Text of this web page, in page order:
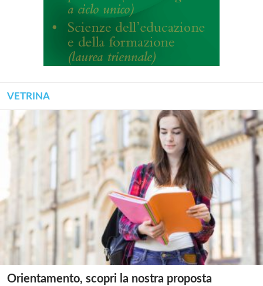
VETRINA
Orientamento, scopri la nostra proposta